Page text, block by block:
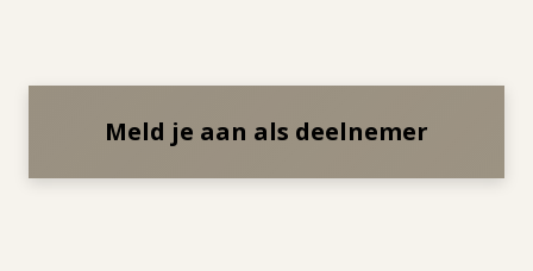
Meld je aan als deelnemer